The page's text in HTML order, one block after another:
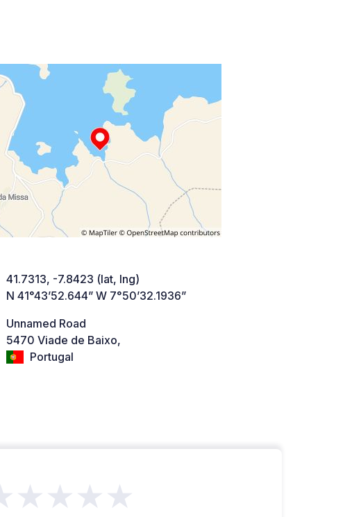
41.7313, -7.8423 (lat, lng)
N 41°43’52.644” W 7°50’32.1936”
Unnamed Road
5470 Viade de Baixo,
Portugal